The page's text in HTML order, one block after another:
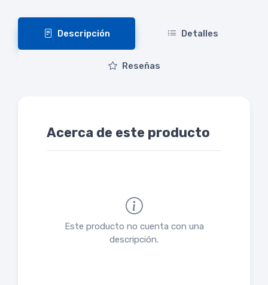
Descripción Detalles
Reseñas
Acerca de este producto
Este producto no cuenta con una
descripción.